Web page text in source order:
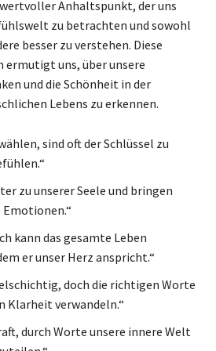
Anhaltspunkt, der uns
zu betrachten und sowohl
besser zu verstehen. Diese
uns, über unsere
und die Schönheit in der
Lebens zu erkennen.
sind oft der Schlüssel zu
zu unserer Seele und bringen
kann das gesamte Leben
er unser Herz anspricht.“
doch die richtigen Worte
Klarheit verwandeln.“
durch Worte unsere innere Welt